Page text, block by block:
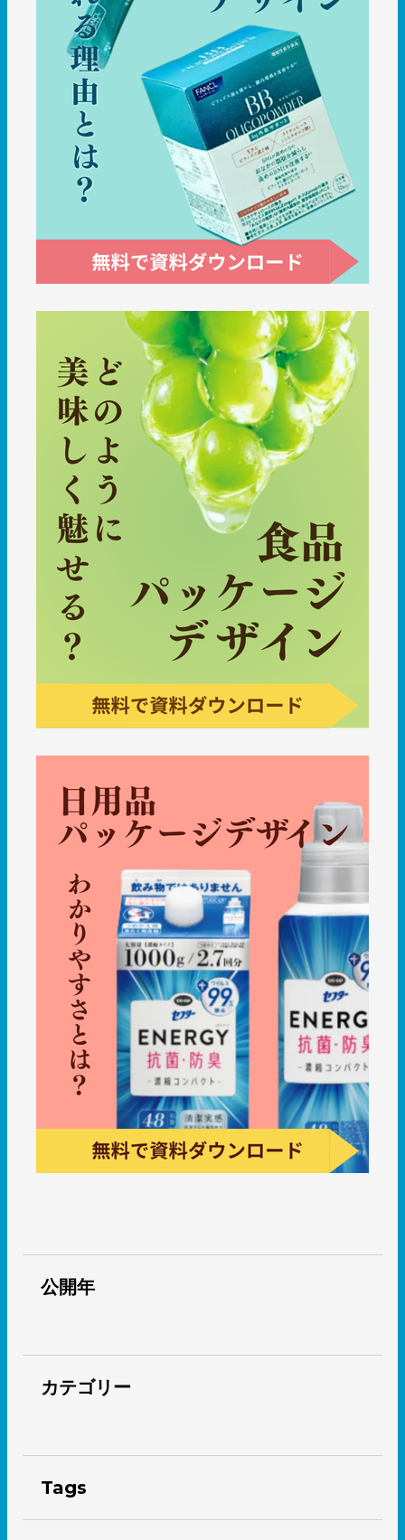
公開年
カテゴリー
Tags